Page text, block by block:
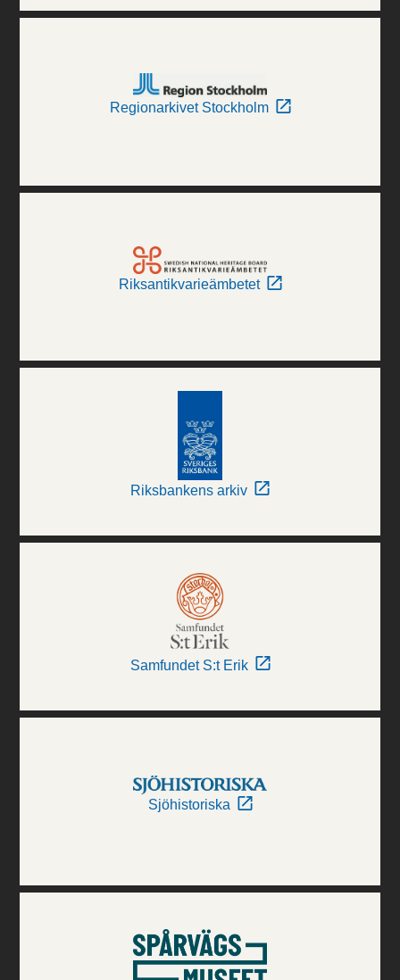
Regionarkivet Stockholm
Riksantikvarieämbetet
Riksbankens arkiv
Samfundet S:t Erik
Sjöhistoriska